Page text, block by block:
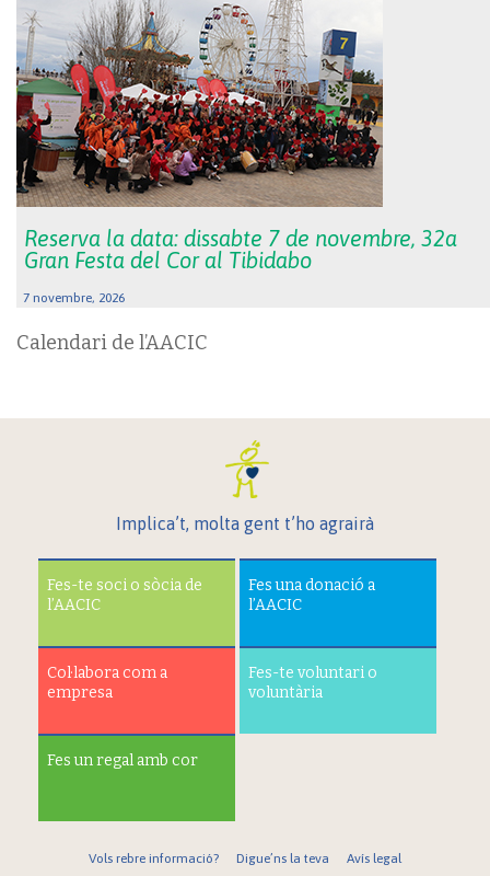
Reserva la data: dissabte 7 de novembre, 32a
Gran Festa del Cor al Tibidabo
7 novembre, 2026
Calendari de l’AACIC
Implica’t, molta gent t’ho agrairà
Fes-te soci o sòcia de
l’AACIC
Fes una donació a
l’AACIC
Col·labora com a
empresa
Fes-te voluntari o
voluntària
Fes un regal amb cor
Vols rebre informació? Digue’ns la teva Avís legal